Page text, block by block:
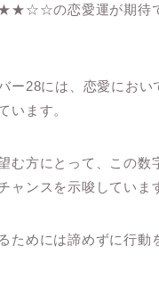
の恋愛運が期待
ー28には、恋愛におい
います。
む方にとって、この数
ャンスを示唆していま
ためには諦めずに行動